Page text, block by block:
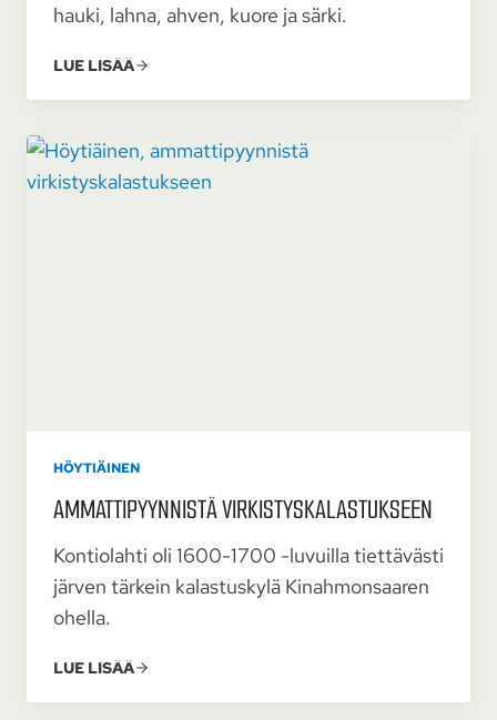
hauki, lahna, ahven, kuore ja särki.
LUE LISÄÄ
HÖYTIÄINEN
AMMATTI­PYYNNISTÄ VIRKISTYS­KALASTUK­SEEN
Kontiolahti oli 1600-1700 -luvuilla tiettävästi
järven tärkein kalastuskylä Kinahmonsaaren
ohella.
LUE LISÄÄ